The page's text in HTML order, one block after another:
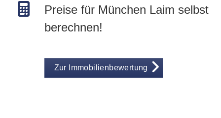
Preise für München Laim selbst
berechnen!
Zur Immobilienbewertung